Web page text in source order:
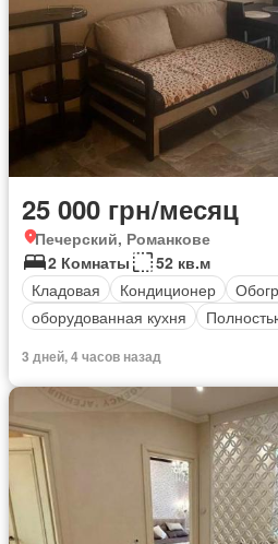
25 000 грн/месяц
Печерский, Романкове
2 Комнаты
52 кв.м
Кладовая
Кондиционер
оборудованная кухня
3 дней, 4 часов назад